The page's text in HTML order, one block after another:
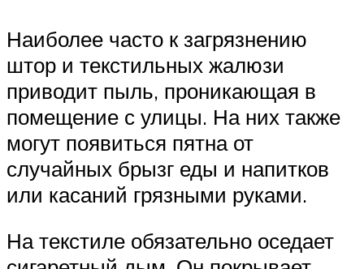
Наиболее часто к загрязнению
штор и текстильных жалюзи
приводит пыль, проникающая в
помещение с улицы. На них также
могут появиться пятна от
случайных брызг еды и напитков
или касаний грязными руками.
На текстиле обязательно оседает